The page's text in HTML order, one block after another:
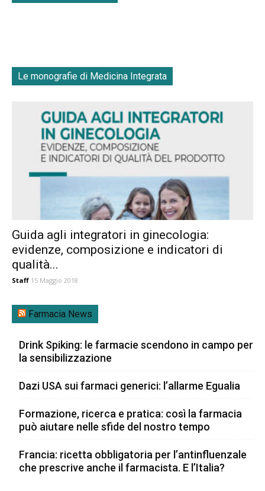
Le monografie di Medicina Integrata
Guida agli integratori in ginecologia:
evidenze, composizione e indicatori di
qualità...
Staff 15 Maggio 2018
Farmacia News
Drink Spiking: le farmacie scendono in campo per
la sensibilizzazione
Dazi USA sui farmaci generici: l’allarme Egualia
Formazione, ricerca e pratica: così la farmacia
può aiutare nelle sfide del nostro tempo
Francia: ricetta obbligatoria per l’antinfluenzale
che prescrive anche il farmacista. E l’Italia?